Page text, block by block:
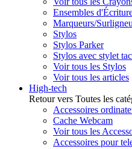
Ensembles
Marqueurs/
Stylos
Stylos Parker
Stylos avec stylet
Voir tous les Stylos
Voir tous les articles
High-tech
Retour vers Toutes les
Accessoires
Cache Webcam
Voir tous les
Accessoires pour